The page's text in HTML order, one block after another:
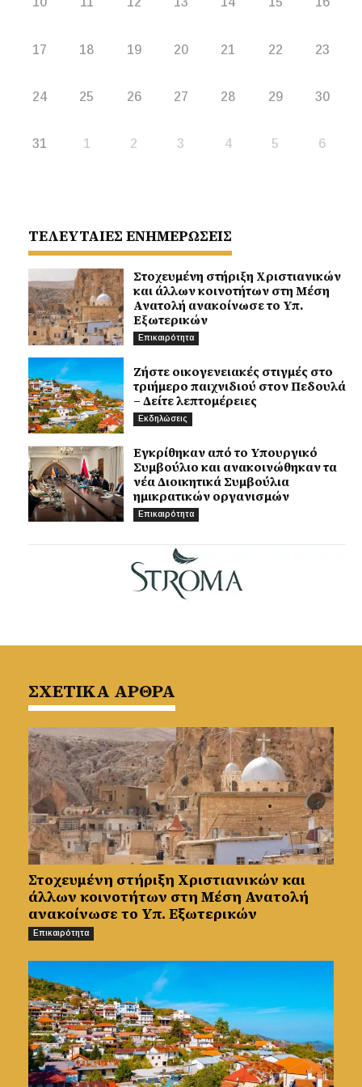
17 18 19 20 21 22 23
24 25 26 27 28 29 30
31 1 2 3 4 5 6
ΤΕΛΕΥΤΑΙΕΣ ΕΝΗΜΕΡΩΣΕΙΣ
Στοχευμένη στήριξη Χριστιανικών
και άλλων κοινοτήτων στη Μέση
Ανατολή ανακοίνωσε το Υπ.
Εξωτερικών
Επικαιρότητα
Ζήστε οικογενειακές στιγμές στο
τριήμερο παιχνιδιού στον Πεδουλά
– Δείτε λεπτομέρειες
Εκδηλώσεις
Εγκρίθηκαν από το Υπουργικό
Συμβούλιο και ανακοινώθηκαν τα
νέα Διοικητικά Συμβούλια
ημικρατικών οργανισμών
Επικαιρότητα
ΣΧΕΤΙΚΑ ΑΡΘΡΑ
Στοχευμένη στήριξη Χριστιανικών και
άλλων κοινοτήτων στη Μέση Ανατολή
ανακοίνωσε το Υπ. Εξωτερικών
Επικαιρότητα